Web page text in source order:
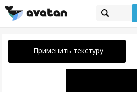
Применить текстуру